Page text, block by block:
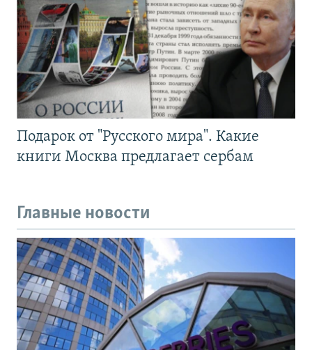
Подарок от "Русского мира". Какие
книги Москва предлагает сербам
Главные новости